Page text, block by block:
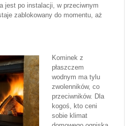
jest po instalacji, w przeciwnym
zablokowany do momentu, aż
Kominek z
płaszczem
wodnym ma tylu
zwolenników, co
przeciwników. Dla
kogoś, kto ceni
sobie klimat